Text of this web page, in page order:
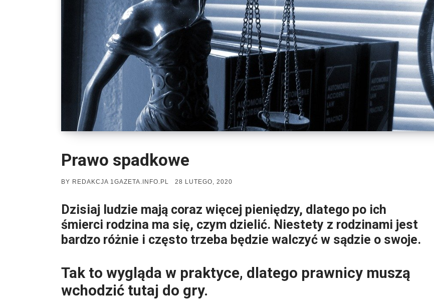
Prawo spadkowe
BY REDAKCJA 1GAZETA.INFO.PL
POSTED
28 LUTEGO, 2020
Dzisiaj ludzie mają coraz więcej pieniędzy, dlatego po ich
śmierci rodzina ma się, czym dzielić. Niestety z rodzinami jest
bardzo różnie i często trzeba będzie walczyć w sądzie o swoje.
Tak to wygląda w praktyce, dlatego prawnicy muszą
wchodzić tutaj do gry.